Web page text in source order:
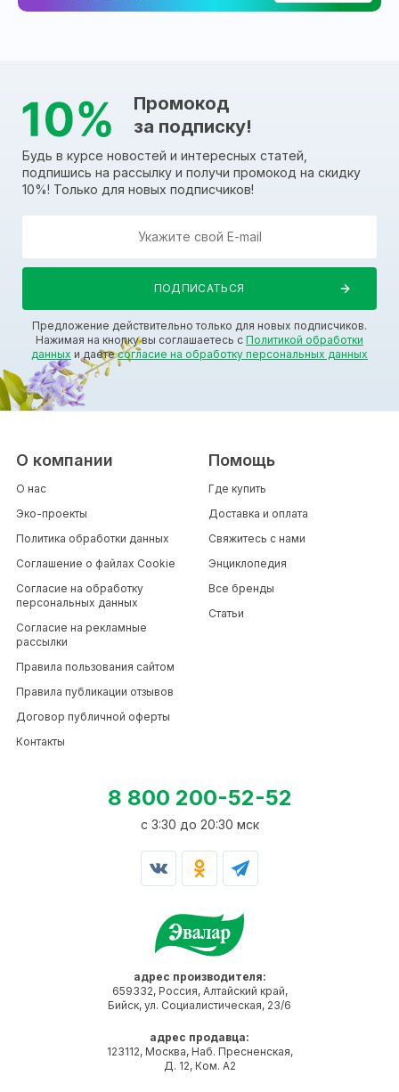
Промокод
за подписку!
Будь в курсе новостей и интересных статей,
подпишись на рассылку и получи промокод на скидку
10%! Только для новых подписчиков!
Предложение действительно только для новых подписчиков.
Нажимая на кнопку вы соглашаетесь с Политикой обработки
данных и даетесогласие на обработку персональных данных
адрес производителя:
659332, Россия, Алтайский край,
Бийск, ул. Социалистическая, 23/6
адрес продавца:
123112, Москва, Наб. Пресненская,
Д. 12, Ком. А2
О компании
О нас
Эко-проекты
Политика обработки данных
Соглашение о файлах Cookie
Согласие на обработку
персональных данных
Согласие на рекламные
рассылки
Правила пользования сайтом
Правила публикации отзывов
Договор публичной оферты
Контакты
Помощь
Где купить
Доставка и оплата
Свяжитесь с нами
Энциклопедия
Все бренды
Статьи
8 800 200-52-52
c 3:30 до 20:30 мск